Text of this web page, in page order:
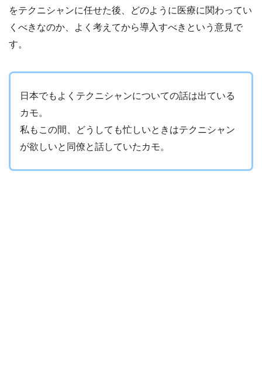
をテクニシャンに任せた後、どのように医療に関わってい
くべきなのか、よく考えてから導入すべきという意見で
す。
日本でもよくテクニシャンについての話は出ている
カモ。
私もこの間、どうしても忙しいときはテクニシャン
が欲しいと同僚と話していたカモ。